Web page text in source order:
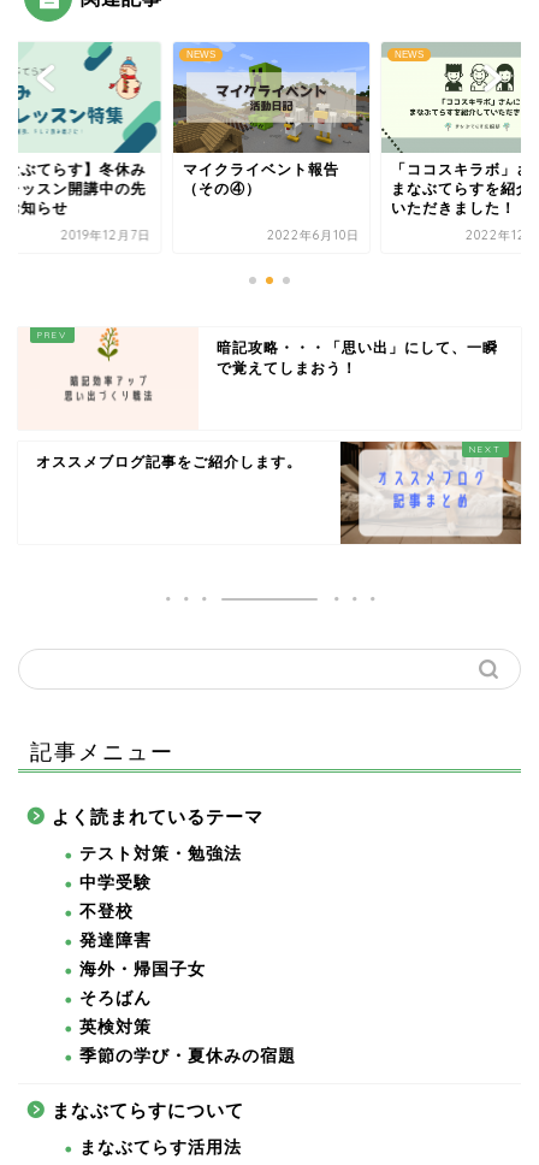
なぶてらす】冬休み
レッスン開講中の先
お知らせ
2019年12月7日
NEWS
マイクライベント報告
（その④）
2022年6月10日
NEWS
「ココスキラボ」さ
まなぶてらすを紹介
いただきました！
2022年12
暗記攻略・・・「思い出」にして、一瞬
で覚えてしまおう！
オススメブログ記事をご紹介します。
記事メニュー
よく読まれているテーマ
テスト対策・勉強法
中学受験
不登校
発達障害
海外・帰国子女
そろばん
英検対策
季節の学び・夏休みの宿題
まなぶてらすについて
まなぶてらす活用法